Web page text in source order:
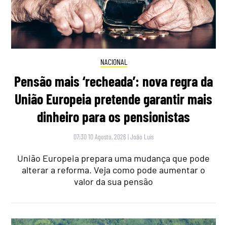
NACIONAL
Pensão mais ‘recheada’: nova regra da
União Europeia pretende garantir mais
dinheiro para os pensionistas
07:30 10 Agosto, 2026 |João Luís
União Europeia prepara uma mudança que pode
alterar a reforma. Veja como pode aumentar o
valor da sua pensão